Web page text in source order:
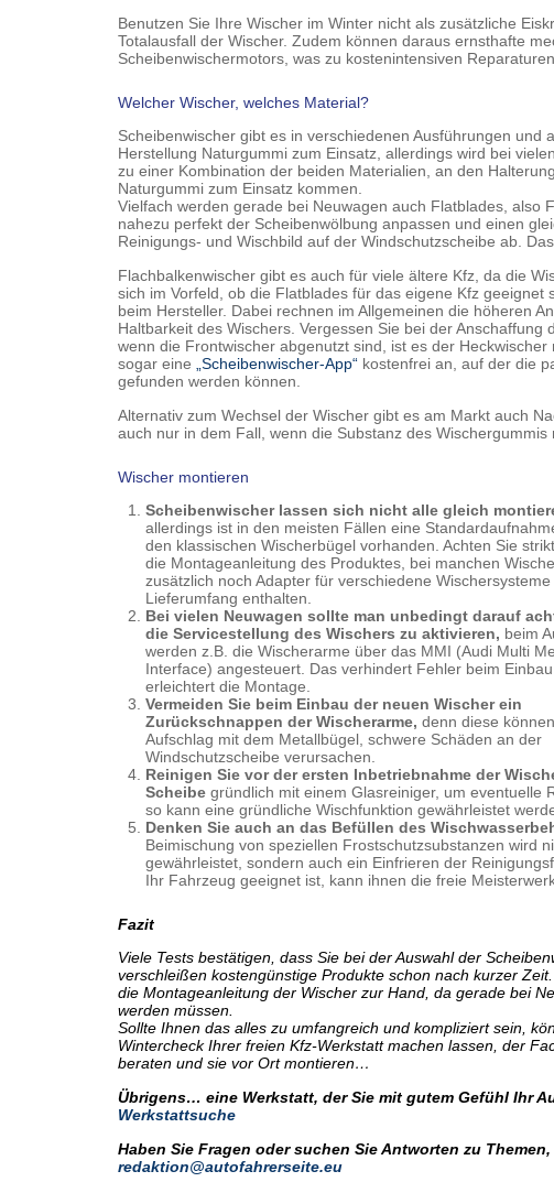
Benutzen Sie Ihre Wischer im Winter nicht als zusätzliche
Totalausfall der Wischer. Zudem können daraus ernsthafte
Scheibenwischermotors, was zu kostenintensiven
Welcher Wischer, welches Material?
Scheibenwischer gibt es in verschiedenen Ausführungen
Herstellung Naturgummi zum Einsatz, allerdings wird bei
zu einer Kombination der beiden Materialien, an den
Naturgummi zum Einsatz kommen.
Vielfach werden gerade bei Neuwagen auch Flatblades, also
nahezu perfekt der Scheibenwölbung anpassen und einen
Reinigungs- und Wischbild auf der Windschutzscheibe ab.
Flachbalkenwischer gibt es auch für viele ältere Kfz, da die
sich im Vorfeld, ob die Flatblades für das eigene Kfz
beim Hersteller. Dabei rechnen im Allgemeinen die höheren
Haltbarkeit des Wischers. Vergessen Sie bei der
wenn die Frontwischer abgenutzt sind, ist es der
sogar eine „Scheibenwischer-App“ kostenfrei an, auf der die
gefunden werden können.
Alternativ zum Wechsel der Wischer gibt es am Markt auch
auch nur in dem Fall, wenn die Substanz des Wischergummis
Wischer montieren
Scheibenwischer lassen sich nicht alle gleich
allerdings ist in den meisten Fällen eine
den klassischen Wischerbügel vorhanden. Achten Sie
die Montageanleitung des Produktes, bei manchen
zusätzlich noch Adapter für verschiedene Wischersysteme
Lieferumfang enthalten.
Bei vielen Neuwagen sollte man unbedingt darauf
die Servicestellung des Wischers zu aktivieren, beim
werden z.B. die Wischerarme über das MMI (Audi Multi
Interface) angesteuert. Das verhindert Fehler beim
erleichtert die Montage.
Vermeiden Sie beim Einbau der neuen Wischer ein
Zurückschnappen der Wischerarme, denn diese
Aufschlag mit dem Metallbügel, schwere Schäden an der
Windschutzscheibe verursachen.
Reinigen Sie vor der ersten Inbetriebnahme der
Scheibe gründlich mit einem Glasreiniger, um eventuelle
so kann eine gründliche Wischfunktion gewährleistet
Denken Sie auch an das Befüllen des
Beimischung von speziellen Frostschutzsubstanzen wird
gewährleistet, sondern auch ein Einfrieren der
Ihr Fahrzeug geeignet ist, kann ihnen die freie
Fazit
Viele Tests bestätigen, dass Sie bei der Auswahl der
verschleißen kostengünstige Produkte schon nach kurzer
die Montageanleitung der Wischer zur Hand, da gerade bei
werden müssen.
Sollte Ihnen das alles zu umfangreich und kompliziert sein,
Wintercheck Ihrer freien Kfz-Werkstatt machen lassen, der
beraten und sie vor Ort montieren…
Übrigens… eine Werkstatt, der Sie mit gutem Gefühl Ihr
Werkstattsuche
Haben Sie Fragen oder suchen Sie Antworten zu
redaktion@autofahrerseite.eu